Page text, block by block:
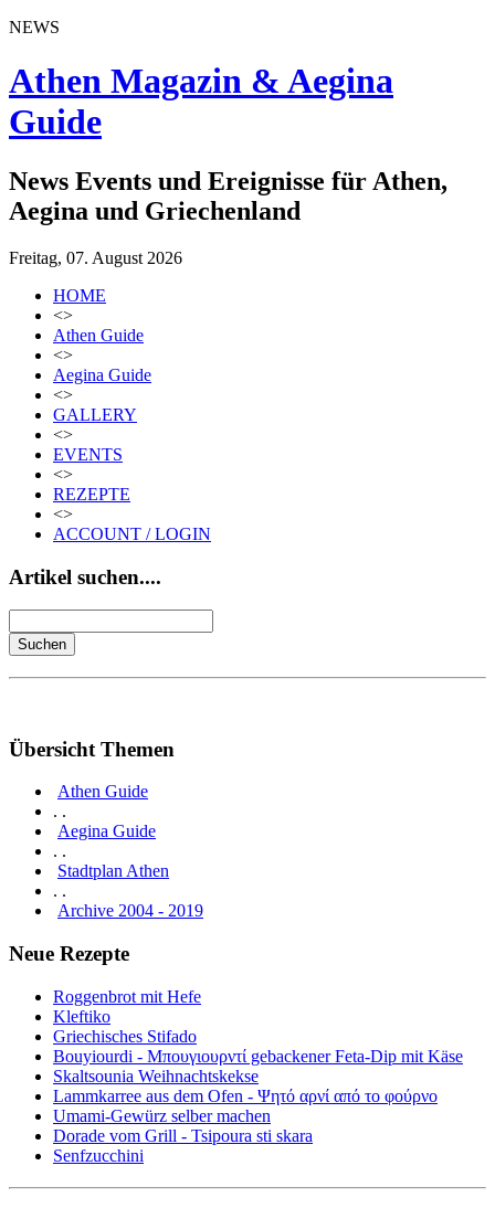
NEWS
Athen Magazin & Aegina
Guide
News Events und Ereignisse für Athen,
Aegina und Griechenland
Freitag, 07. August 2026
HOME
<>
Athen Guide
<>
Aegina Guide
<>
GALLERY
<>
EVENTS
<>
REZEPTE
<>
ACCOUNT / LOGIN
Artikel suchen....
Übersicht Themen
Athen Guide
. .
Aegina Guide
. .
Stadtplan Athen
. .
Archive 2004 - 2019
Neue Rezepte
Roggenbrot mit Hefe
Kleftiko
Griechisches Stifado
Bouyiourdi - Μπουγιουρντί gebackener Feta-Dip mit Käse
Skaltsounia Weihnachtskekse
Lammkarree aus dem Ofen - Ψητό αρνί από το φούρνο
Umami-Gewürz selber machen
Dorade vom Grill - Tsipoura sti skara
Senfzucchini